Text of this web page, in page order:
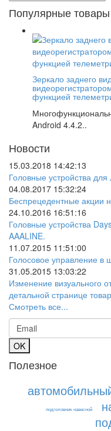
Популярные товары
Зеркало заднего
функцией
Android 4.4.2..
Новости
15.03.2018 14:42:13
Головные устройства
04.08.2017 15:32:24
Беспрецедентные акции
24.10.2016 16:51:16
Головные устройства
AAALINE.
11.07.2015 11:51:00
Голосовое управление в
31.05.2015 13:03:22
Изменение визуального
детальной странице
Смотреть все...
Полезное
подголовник навесной